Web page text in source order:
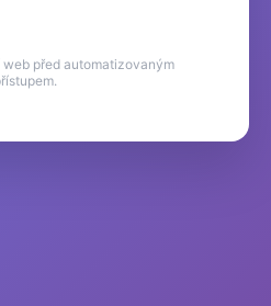
před automatizovaným